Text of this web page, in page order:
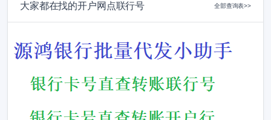
大家都在找的开户网点联行号 全部查询表>>